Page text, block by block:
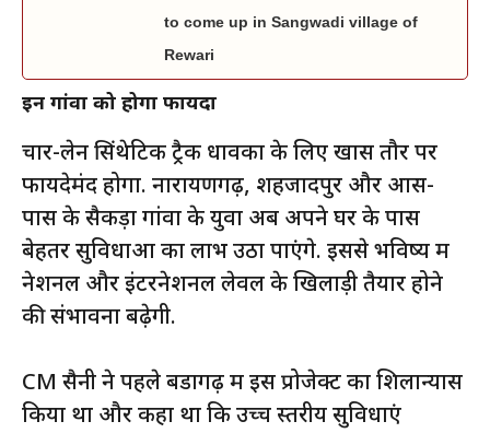
to come up in Sangwadi village of
Rewari
इन गांवों को होगा फायदा
चार-लेन सिंथेटिक ट्रैक धावकों के लिए खास तौर पर
फायदेमंद होगा. नारायणगढ़, शहजादपुर और आस-
पास के सैकड़ों गांवों के युवा अब अपने घर के पास
बेहतर सुविधाओं का लाभ उठा पाएंगे. इससे भविष्य में
नेशनल और इंटरनेशनल लेवल के खिलाड़ी तैयार होने
की संभावना बढ़ेगी.
CM सैनी ने पहले बडागढ़ में इस प्रोजेक्ट का शिलान्यास
किया था और कहा था कि उच्च स्तरीय सुविधाएं